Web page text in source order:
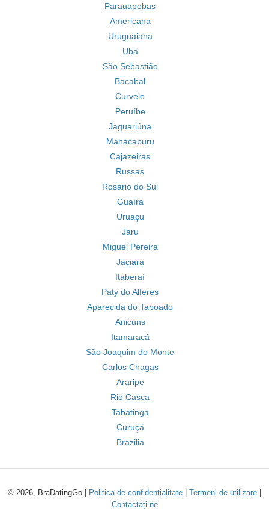
Parauapebas
Americana
Uruguaiana
Ubá
São Sebastião
Bacabal
Curvelo
Peruíbe
Jaguariúna
Manacapuru
Cajazeiras
Russas
Rosário do Sul
Guaíra
Uruaçu
Jaru
Miguel Pereira
Jaciara
Itaberaí
Paty do Alferes
Aparecida do Taboado
Anicuns
Itamaracá
São Joaquim do Monte
Carlos Chagas
Araripe
Rio Casca
Tabatinga
Curuçá
Brazilia
© 2026, BraDatingGo | Politica de confidentialitate Termeni de utilizare
Contactați-ne